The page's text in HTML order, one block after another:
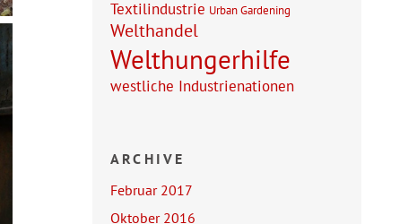
Textilindustrie Urban Gardening
Welthandel
Welthungerhilfe
westliche Industrienationen
ARCHIVE
Februar 2017
Oktober 2016